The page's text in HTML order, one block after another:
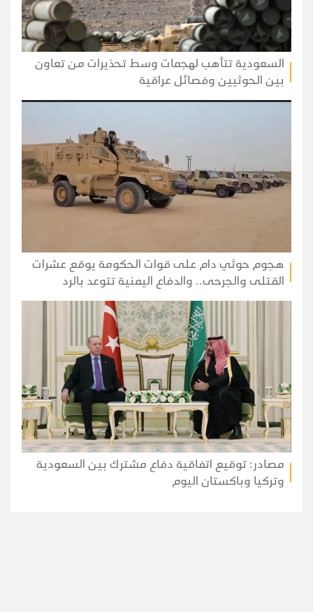
السعودية تتأهب لهجمات وسط تحذيرات من تعاون
بين الحوثيين وفصائل عراقية
هجوم حوثي دام على قوات الحكومة يوقع عشرات
القتلى والجرحى.. والدفاع اليمنية تتوعد بالرد
مصادر: توقيع اتفاقية دفاع مشترك بين السعودية
وتركيا وباكستان اليوم